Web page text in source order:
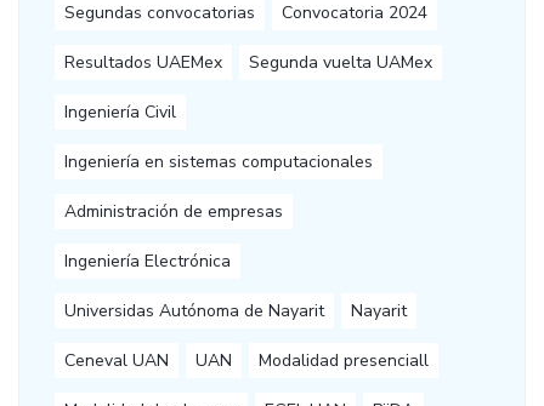
Segundas convocatorias Convocatoria 2024
Resultados UAEMex Segunda vuelta UAMex
Ingeniería Civil
Ingeniería en sistemas computacionales
Administración de empresas
Ingeniería Electrónica
Universidas Autónoma de Nayarit Nayarit
Ceneval UAN UAN Modalidad presenciall